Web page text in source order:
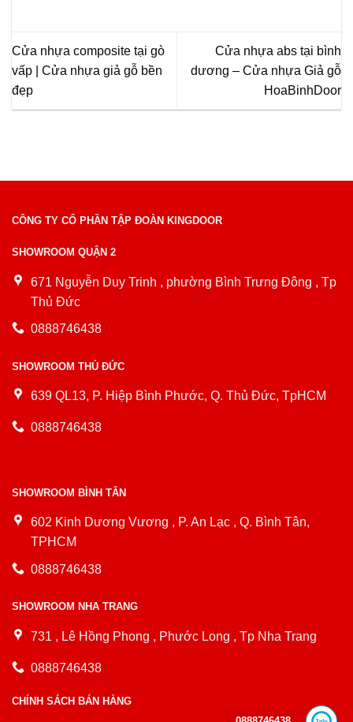
Cửa nhựa composite tại gò
vấp | Cửa nhựa giả gỗ bền
đẹp
Cửa nhựa abs tại bình
dương – Cửa nhựa Giả gỗ
HoaBinhDoor
CÔNG TY CỔ PHẦN TẬP ĐOÀN KINGDOOR
SHOWROOM QUẬN 2
671 Nguyễn Duy Trinh , phường Bình Trưng Đông , Tp
Thủ Đức
0888746438
SHOWROOM THỦ ĐỨC
639 QL13, P. Hiệp Bình Phước, Q. Thủ Đức, TpHCM
0888746438
SHOWROOM BÌNH TÂN
602 Kinh Dương Vương , P. An Lạc , Q. Bình Tân,
TPHCM
0888746438
SHOWROOM NHA TRANG
731 , Lê Hồng Phong , Phước Long , Tp Nha Trang
0888746438
CHÍNH SÁCH BÁN HÀNG